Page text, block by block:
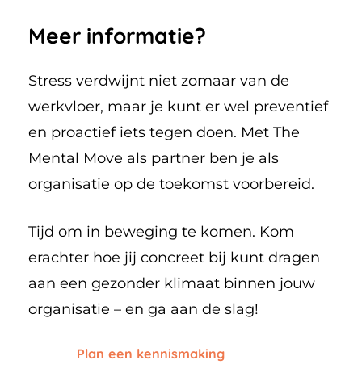
Meer informatie?
Stress verdwijnt niet zomaar van de
werkvloer, maar je kunt er wel preventief
en proactief iets tegen doen. Met The
Mental Move als partner ben je als
organisatie op de toekomst voorbereid.
Tijd om in beweging te komen. Kom
erachter hoe jij concreet bij kunt dragen
aan een gezonder klimaat binnen jouw
organisatie – en ga aan de slag!
Plan een kennismaking